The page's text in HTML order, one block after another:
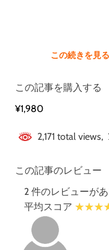
この続きを見
この記事を購入する
¥1,980
2,171 total
この記事のレビュー
2 件のレビューが
平均スコア